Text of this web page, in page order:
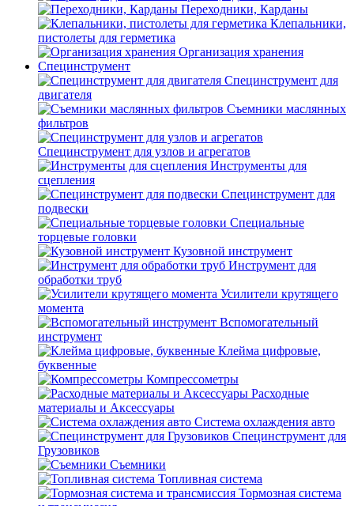
Переходники, Карданы
Клепальники,
пистолеты для герметика
Организация хранения
Специнструмент
Специнструмент для
двигателя
Съемники маслянных
фильтров
Специнструмент для узлов и агрегатов
Инструменты для
сцепления
Специнструмент для
подвески
Специальные
торцевые головки
Кузовной инструмент
Инструмент для
обработки труб
Усилители крутящего
момента
Вспомогательный
инструмент
Клейма цифровые,
буквенные
Компрессометры
Расходные
материалы и Аксессуары
Система охлаждения авто
Специнструмент для
Грузовиков
Съемники
Топливная система
Тормозная система